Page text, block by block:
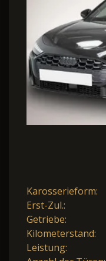
Karosserieform:
Erst-Zul.:
Getriebe:
Kilometerstand:
Leistung: